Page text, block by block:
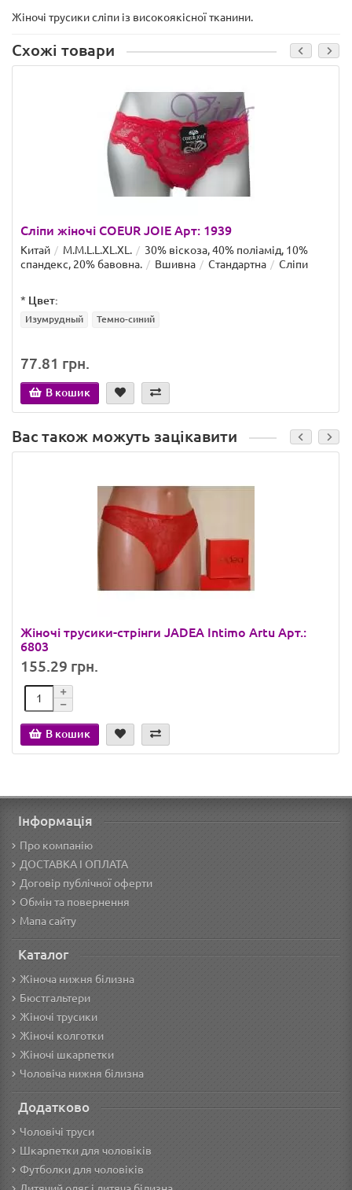
Жіночі трусики сліпи із високоякісної тканини.
Схожі товари
Сліпи жіночі COEUR JOIE Арт: 1939
Китай M.M.L.L.XL.XL.
30% віскоза, 40% поліамід, 10%
спандекс, 20% бавовна.
Вшивна Стандартна Сліпи
* Цвет:
Изумрудный Темно-синий
77.81 грн.
В кошик
Вас також можуть зацікавити
Жіночі трусики-стрінги JADEA Intimo Artu Арт.:
6803
155.29 грн.
В кошик
Інформація
Про компанію
ДОСТАВКА І ОПЛАТА
Договір публічної оферти
Обмін та повернення
Мапа сайту
Каталог
Жіноча нижня білизна
Бюстгальтери
Жіночі трусики
Жіночі колготки
Жіночі шкарпетки
Чоловіча нижня білизна
Додатково
Чоловічі труси
Шкарпетки для чоловіків
Футболки для чоловіків